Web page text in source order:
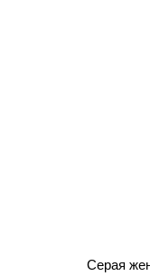
Серая